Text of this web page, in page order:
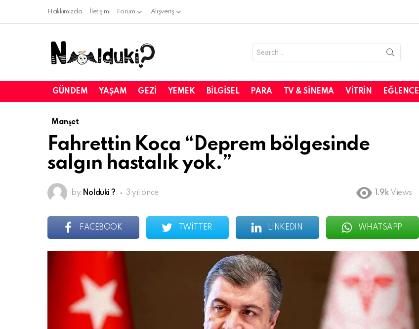
Hakkımızda İletişim Forum Alışveriş
for:
GÜNDEM YAŞAM GEZI YEMEK BILGISEL PARA TV & SINEMA VITRIN EĞLENCE
Manşet
Fahrettin Koca “Deprem bölgesinde
salgın hastalık yok.”
by Nolduki ? 3 yıl önce 1.9k Views
FACEBOOK TWITTER LINKEDIN WHATSAPP